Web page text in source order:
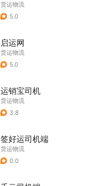
货运物流
5.0
启运网
货运物流
5.0
运销宝司机
货运物流
3.8
签好运司机端
货运物流
0.0